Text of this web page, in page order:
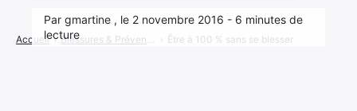
Par gmartine , le 2 novembre 2016 - 6 minutes de
lecture
Accueil › › Être à 100 % sans se blesser